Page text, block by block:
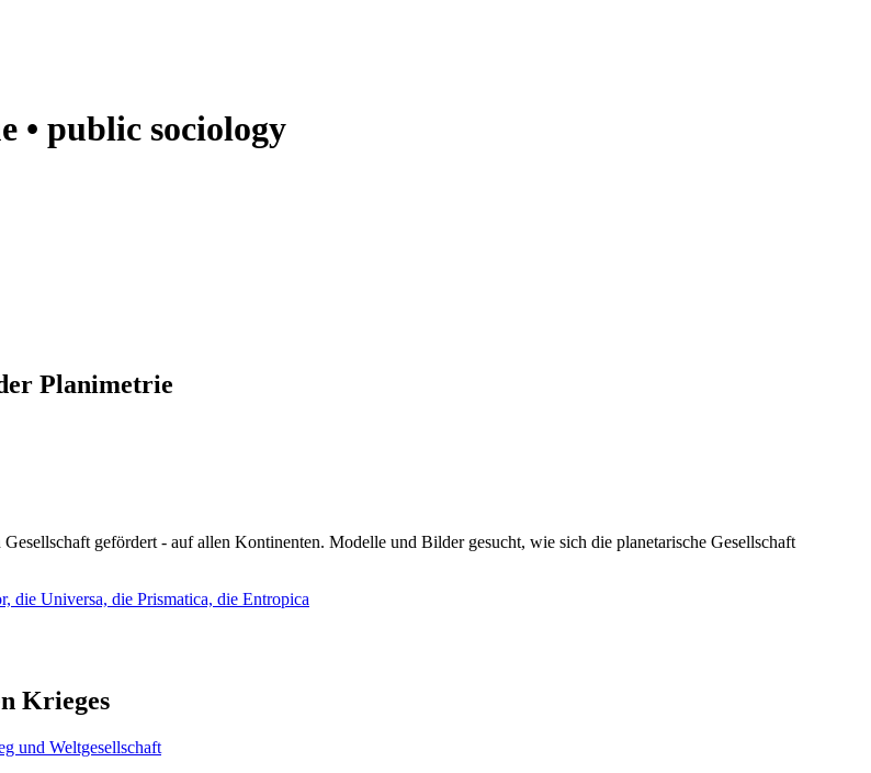
• public sociology
Planimetrie
gefördert - auf allen Kontinenten. Modelle und Bilder gesucht, wie sich die planetarische Gesellschaft
die Universa, die Prismatica, die Entropica
Krieges
und Weltgesellschaft